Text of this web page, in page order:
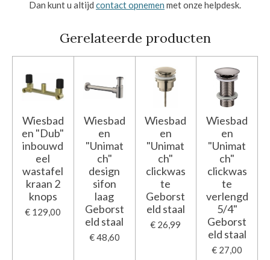
Dan kunt u altijd contact opnemen met onze helpdesk.
Gerelateerde producten
Wiesbad
en "Dub"
inbouwd
eel
wastafel
kraan 2
knops
€ 129,00
Wiesbad
en
"Unimat
ch"
design
sifon
laag
Geborst
eld staal
€ 48,60
Wiesbad
en
"Unimat
ch"
clickwas
te
Geborst
eld staal
€ 26,99
Wiesbad
en
"Unimat
ch"
clickwas
te
verlengd
5/4"
Geborst
eld staal
€ 27,00